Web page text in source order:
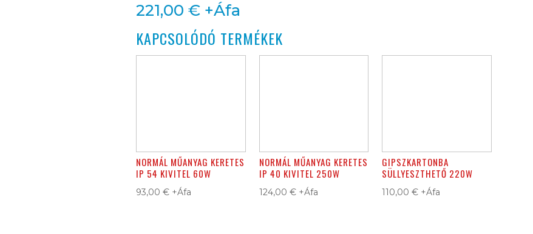
221,00€ +Áfa
KAPCSOLÓDÓ TERMÉKEK
NORMÁL MŰANYAG KERETES
IP 54 KIVITEL 60W
93,00€ +Áfa
NORMÁL MŰANYAG KERETES
IP 40 KIVITEL 250W
124,00 € +Áfa
GIPSZKARTONBA
SÜLLYESZTHETŐ 220W
110,00€ +Áfa